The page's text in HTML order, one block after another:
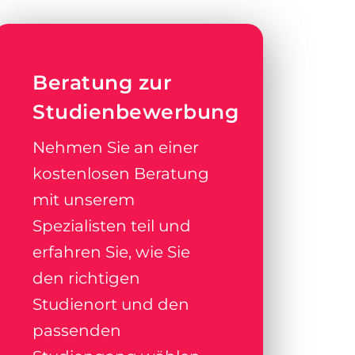
Beratung zur
Studienbewerbung
Nehmen Sie an einer
kostenlosen Beratung
mit unserem
Spezialisten teil und
erfahren Sie, wie Sie
den richtigen
Studienort und den
passenden